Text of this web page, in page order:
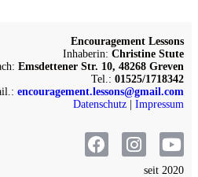
Encouragement Lessons
Inhaberin: Christine Stute
Emsdettener Str. 10, 48268 Greven
Tel.: 01525/1718342
encouragement.lessons@gmail.com
Datenschutz
Impressum
seit 2020